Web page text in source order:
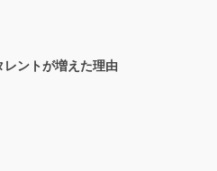
ントが増えた理由